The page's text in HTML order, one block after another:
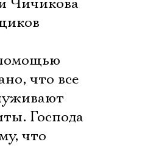
Чичикова
что все
Господа
что